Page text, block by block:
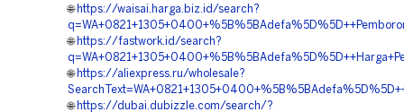
🌐 https://waisai.harga.biz.id/search?
🌐 https://fastwork.id/search?
🌐 https://aliexpress.ru/wholesale?
🌐 https://dubai.dubizzle.com/search/?